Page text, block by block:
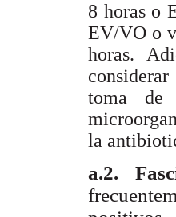
8 horas o
EV/VO o
horas.
toma de
la
a.2.